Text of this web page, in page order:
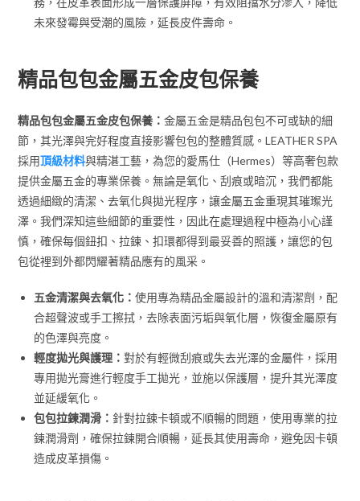
未來發霉與受潮的風險，延長皮件壽命。
精品包包金屬五金皮包保養
精品包包金屬五金皮包保養：金屬五金是精品包包不可或缺的細
節，其光澤與完好程度直接影響包包的整體質感。LEATHER SPA
採用頂級材料與精湛工藝，為您的愛馬仕（Hermes）等高奢包款
提供金屬五金的專業保養。無論是氧化、刮痕或暗沉，我們都能
透過細緻的清潔、去氧化與拋光程序，讓金屬五金重現其璀璨光
澤。我們深知這些細節的重要性，因此在處理過程中極為小心謹
慎，確保每個鈕扣、拉鍊、扣環都得到最妥善的照護，讓您的包
包從裡到外都閃耀著精品應有的風采。
五金清潔與去氧化：使用專為精品金屬設計的溫和清潔劑，配
合超聲波或手工擦拭，去除表面污垢與氧化層，恢復金屬原有
的色澤與亮度。
輕度拋光與護理：對於有輕微刮痕或失去光澤的金屬件，採用
專用拋光膏進行輕度手工拋光，並施以保護層，提升其光澤度
並延緩氧化。
包包拉鍊潤滑： 針對拉鍊卡頓或不順暢的問題，使用專業的拉
鍊潤滑劑，確保拉鍊開合順暢，延長其使用壽命，避免因卡頓
造成皮革損傷。